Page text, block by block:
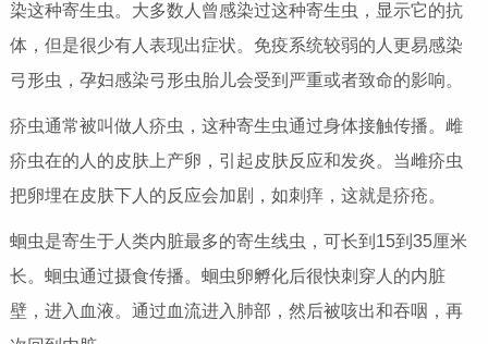
染这种寄生虫。大多数人曾感染过这种寄生虫，显示它的抗
体，但是很少有人表现出症状。免疫系统较弱的人更易感染
弓形虫，孕妇感染弓形虫胎儿会受到严重或者致命的影响。
疥虫通常被叫做人疥虫，这种寄生虫通过身体接触传播。雌
疥虫在的人的皮肤上产卵，引起皮肤反应和发炎。当雌疥虫
把卵埋在皮肤下人的反应会加剧，如刺痒，这就是疥疮。
蛔虫是寄生于人类内脏最多的寄生线虫，可长到15到35厘米
长。蛔虫通过摄食传播。蛔虫卵孵化后很快刺穿人的内脏
壁，进入血液。通过血流进入肺部，然后被咳出和吞咽，再